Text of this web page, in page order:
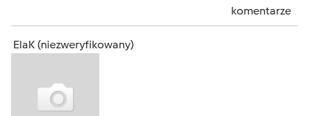
komentarze
ElaK (niezweryfikowany)